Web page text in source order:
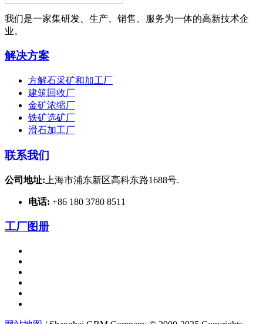
我们是一家集研发、生产、销售、服务为一体的高新技术企
业。
解决方案
方解石采矿和加工厂
建筑回收厂
金矿浓缩厂
铁矿选矿厂
滑石加工厂
联系我们
公司地址: 上海市浦东新区高科东路1688号.
电话: +86 180 3780 8511
工厂图册